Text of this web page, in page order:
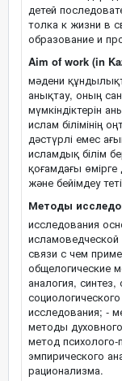
детей
толка к жизни в
образование и
Aim of work (in
мәдени
анықтау, оның
мүмкіндіктерін
ислам білімінің
дәстүрлі емес
исламдық білім
қоғамдағы өмірге
және бейімдеу
Методы
исследования
исламоведческой
связи с чем
общелогические
аналогия,
исследования; -
методы
метод психолого-
эмпирического
рационализма.